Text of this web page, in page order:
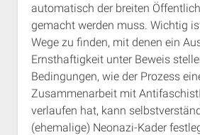
automatisch der breiten
gemacht werden muss. Wichtig
Wege zu finden, mit denen ein
Ernsthaftigkeit unter Beweis
Bedingungen, wie der Prozess
Zusammenarbeit mit
verlaufen hat, kann
(ehemalige) Neonazi-Kader